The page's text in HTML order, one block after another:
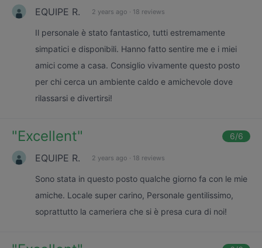
EQUIPE R. 2 years ago · 18 reviews
Il personale è stato fantastico, tutti estremamente
simpatici e disponibili. Hanno fatto sentire me e i miei
amici come a casa. Consiglio vivamente questo posto
per chi cerca un ambiente caldo e amichevole dove
rilassarsi e divertirsi!
"Excellent" 6/6
EQUIPE R. 2 years ago · 18 reviews
Sono stata in questo posto qualche giorno fa con le mie
amiche. Locale super carino, Personale gentilissimo,
soprattutto la cameriera che si è presa cura di noi!